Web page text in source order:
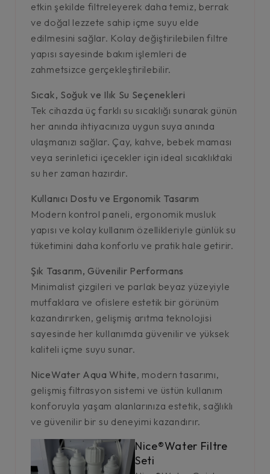
etkin şekilde filtreleyerek daha temiz, berrak
ve doğal lezzete sahip içme suyu elde
edilmesini sağlar. Kolay değiştirilebilen filtre
yapısı sayesinde bakım işlemleri de
zahmetsizce gerçekleştirilebilir.
Sıcak, Soğuk ve Ilık Su Seçenekleri
Tek cihazda üç farklı su sıcaklığı sunarak günün
her anında ihtiyacınıza uygun suya anında
ulaşmanızı sağlar. Çay, kahve, bebek maması
veya serinletici içecekler için ideal sıcaklıktaki
su her zaman hazırdır.
Kullanıcı Dostu ve Ergonomik Tasarım
Modern kontrol paneli, ergonomik musluk
yapısı ve kolay kullanım özellikleriyle günlük su
tüketimini daha konforlu ve pratik hale getirir.
Şık Tasarım, Güvenilir Performans
Minimalist çizgileri ve parlak beyaz yüzeyiyle
mutfaklara ve ofislere estetik bir görünüm
kazandırırken, gelişmiş arıtma teknolojisi
sayesinde her kullanımda güvenilir ve yüksek
kaliteli içme suyu sunar.
NiceWater Aqua White, modern tasarımı,
gelişmiş filtrasyon sistemi ve üstün kullanım
konforuyla yaşam alanlarınıza estetik, sağlıklı
ve güvenilir bir su deneyimi kazandırır.
Nice®Water Filtre
Seti